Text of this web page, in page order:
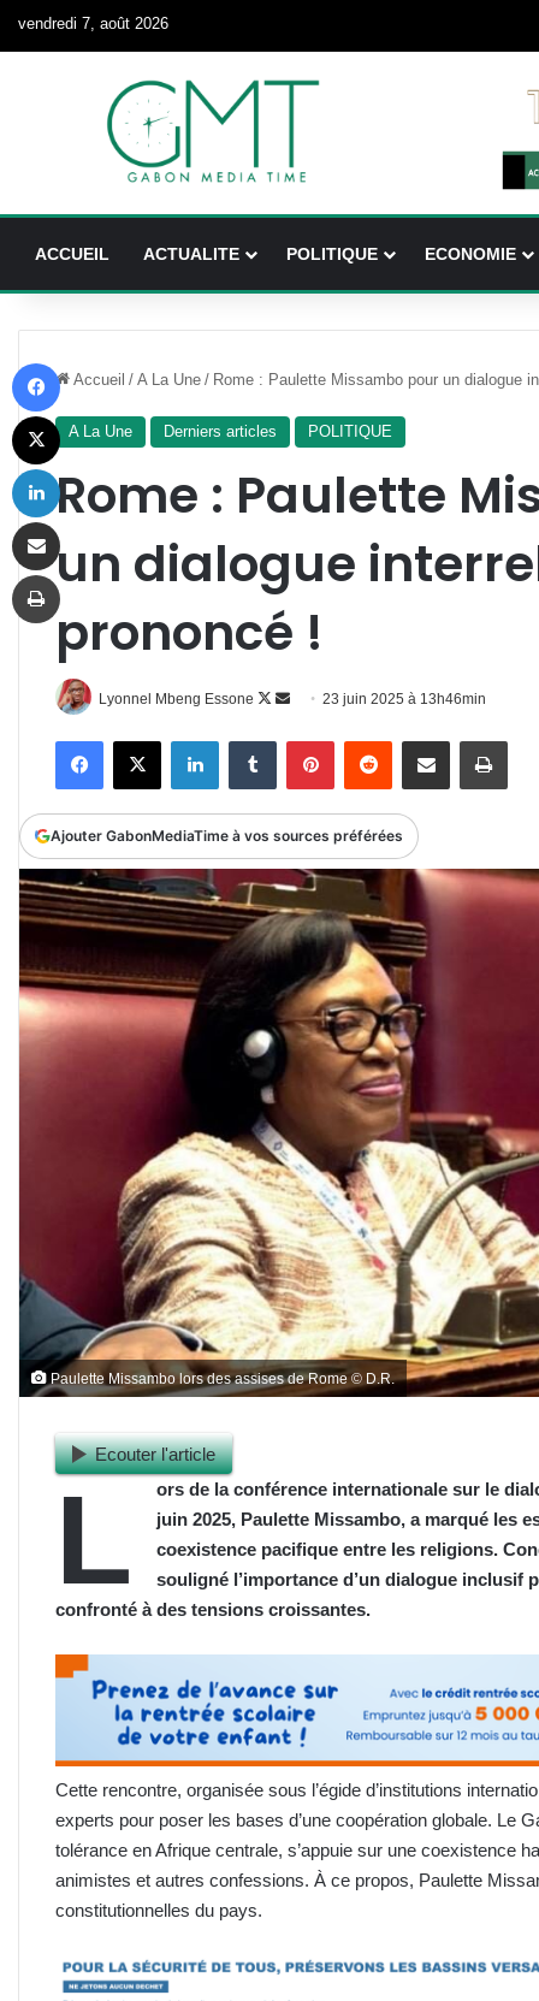
vendredi 7, août 2026
ACCUEIL ACTUALITE POLITIQUE ECONOMIE
Accueil / A La Une / Rome : Paulette Missambo pour un dialogue
A La Une Derniers articles POLITIQUE
Rome : Paulette
un dialogue
prononcé !
Lyonnel Mbeng Essone
Follow
Envoyer
courriel
23 juin 2025 à 13h46min
FacebookX LinkedinTumblr PinterestReddit Partager par email
Ajouter GabonMediaTime à vos sources préférées
Paulette Missambo lors des assises de Rome © D.R.
Ecouter l'article
L
ors de la conférence internationale sur le
juin 2025, Paulette Missambo, a marqué les
coexistence pacifique entre les religions.
souligné l’importance d’un dialogue inclusif
confronté à des tensions croissantes.
Cette rencontre, organisée sous l’égide d’institutions
experts pour poser les bases d’une coopération globale. Le
tolérance en Afrique centrale, s’appuie sur une coexistence
animistes et autres confessions. À ce propos, Paulette
constitutionnelles du pays.
X
Imprimer